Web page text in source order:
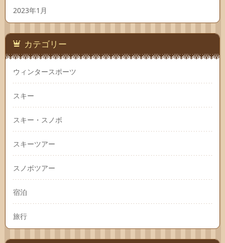
2023年1月
カテゴリー
ウィンタースポーツ
スキー
スキー・スノボ
スキーツアー
スノボツアー
宿泊
旅行